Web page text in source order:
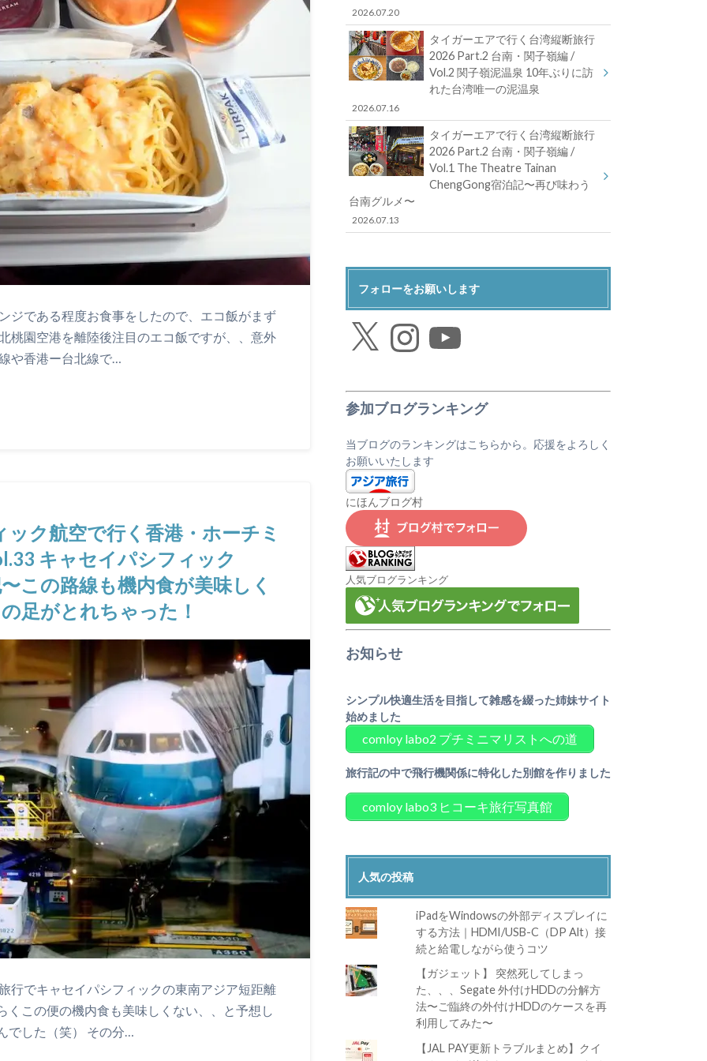
ジである程度お食事をしたので、エコ飯がまず
桃園空港を離陸後注目のエコ飯ですが、、意外
や香港ー台北線で…
ク航空で行く香港・ホーチミ
キャセイパシフィック
この路線も機内食が美味しく
足がとれちゃった！
行でキャセイパシフィックの東南アジア短距離
この便の機内食も美味しくない、、と予想し
でした（笑） その分…
2026.07.20
タイガーエアで行く台湾縦断旅行
2026 Part.2 台南・関子嶺編 /
Vol.2 関子嶺泥温泉 10年ぶりに訪
れた台湾唯一の泥温泉
2026.07.16
タイガーエアで行く台湾縦断旅行
2026 Part.2 台南・関子嶺編 /
Vol.1 The Theatre Tainan
ChengGong宿泊記〜再び味わう
台南グルメ〜
2026.07.13
フォローをお願いします
Instagram
参加ブログランキング
当ブログのランキングはこちらから。応援をよろしく
お願いいたします
にほんブログ村
人気ブログランキング
お知らせ
シンプル快適生活を目指して雑感を綴った姉妹サイト
始めました
comloy labo2 プチミニマリストへの道
旅行記の中で飛行機関係に特化した別館を作りました
comloy labo3 ヒコーキ旅行写真館
人気の投稿
iPadをWindowsの外部ディスプレイに
する方法｜HDMI/USB-C（DP Alt）接
続と給電しながら使うコツ
【ガジェット】 突然死してしまっ
た、、、Segate 外付けHDDの分解方
法〜ご臨終の外付けHDDのケースを再
利用してみた〜
【JAL PAY更新トラブルまとめ】クイ